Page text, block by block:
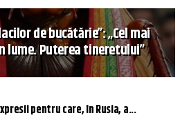
de bucătărie”: „Cel mai
lume. Puterea tineretului”
pentru care, în Rusia, a...